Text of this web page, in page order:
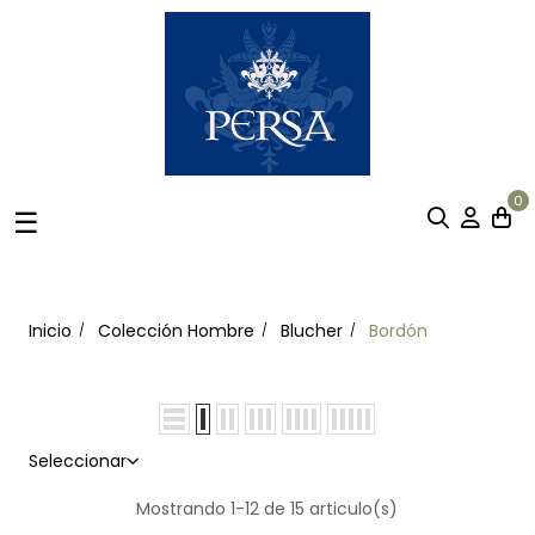
Navegación
☰
0
Inicio Colección Hombre Blucher Bordón
Seleccionar
Mostrando 1-12 de 15 articulo(s)